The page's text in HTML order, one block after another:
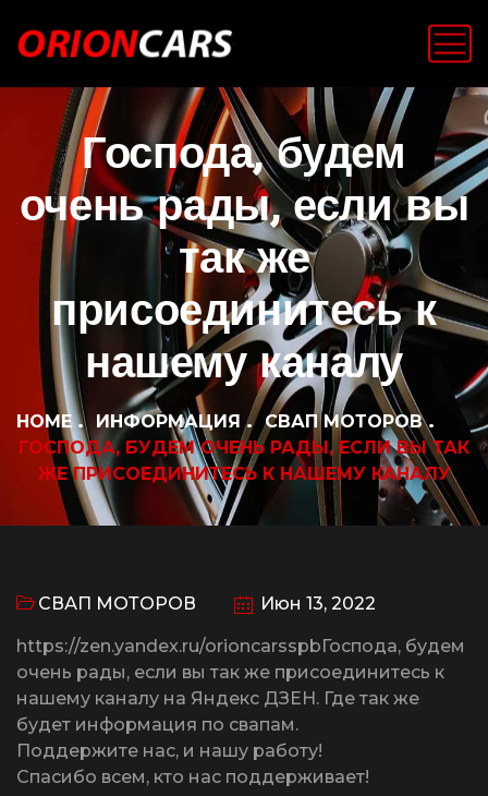
Господа, будем
очень рады, если вы
так же
присоединитесь к
нашему каналу
HOME ИНФОРМАЦИЯ
СВАП МОТОРОВ
ГОСПОДА, БУДЕМ ОЧЕНЬ РАДЫ, ЕСЛИ ВЫ ТАК
ЖЕ ПРИСОЕДИНИТЕСЬ К НАШЕМУ КАНАЛУ
СВАП МОТОРОВ Июн 13, 2022
https://zen.yandex.ru/orioncarsspbГоспода, будем
очень рады, если вы так же присоединитесь к
нашему каналу на Яндекс ДЗЕН. Где так же
будет информация по свапам.
Поддержите нас, и нашу работу!
Спасибо всем, кто нас поддерживает!